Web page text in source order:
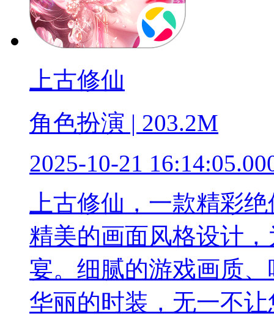
上古修仙
角色扮演 | 203.2M
2025-10-21
上古修仙，一款精彩
精美的画面风格设计
宴。细腻的游戏画质
华丽的时装，无一不